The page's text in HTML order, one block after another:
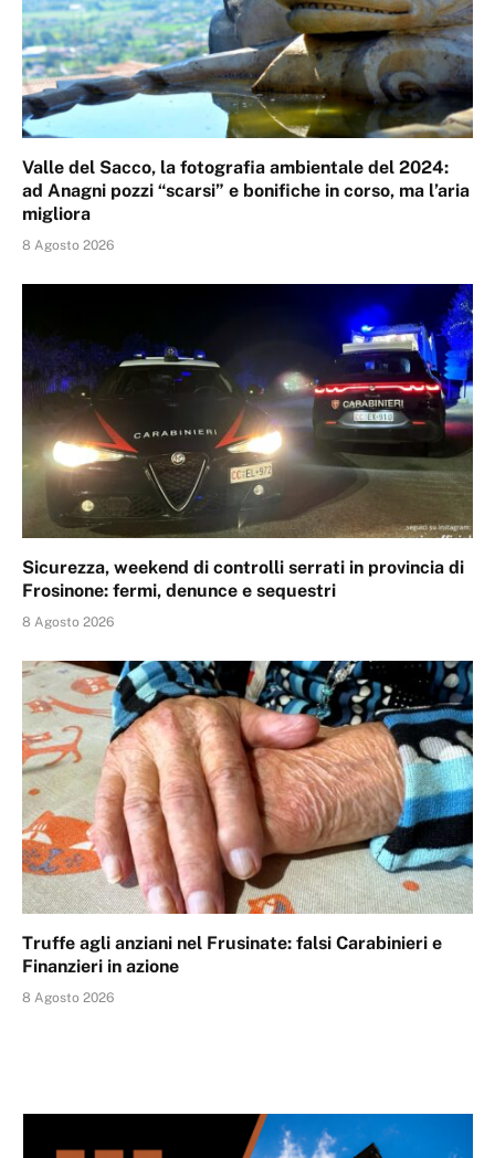
Valle del Sacco, la fotografia ambientale del 2024:
ad Anagni pozzi “scarsi” e bonifiche in corso, ma l’aria
migliora
8 Agosto 2026
Sicurezza, weekend di controlli serrati in provincia di
Frosinone: fermi, denunce e sequestri
8 Agosto 2026
Truffe agli anziani nel Frusinate: falsi Carabinieri e
Finanzieri in azione
8 Agosto 2026